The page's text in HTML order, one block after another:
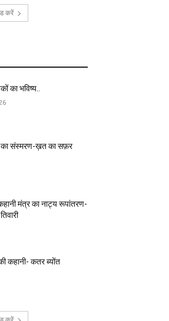
करें
का भविष्य..
का संस्मरण-ख़त का सफ़र
मंत्र का नाट्य रूपांतरण-
कहानी- कतर ब्योंत